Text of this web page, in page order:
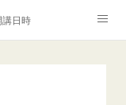
日時